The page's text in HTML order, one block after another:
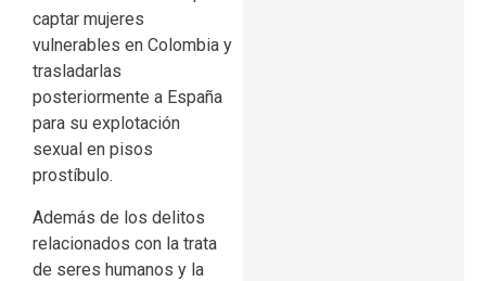
captar mujeres
vulnerables en Colombia y
trasladarlas
posteriormente a España
para su explotación
sexual en pisos
prostíbulo.
Además de los delitos
relacionados con la trata
de seres humanos y la